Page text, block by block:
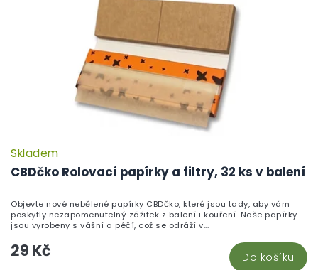
CBDčko Rolovací papírky a filtry, 32 ks v balení
Skladem
29 Kč Do košíku
Objevte nové nebělené papírky CBDčko, které jsou tady, aby vám
poskytly nezapomenutelný zážitek z balení i kouření. Naše papírky
jsou vyrobeny s vášní a péčí, což se odráží v...